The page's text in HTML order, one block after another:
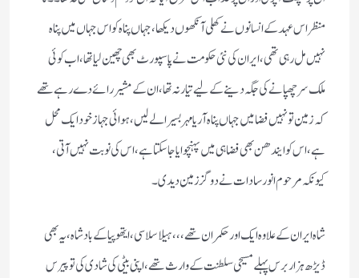
منظر اس عہد کے انسانوں نے کھلی آنکھوں دیکھا، جہاں پناہ کو اس جہاں میں پناہ
نہیں مل رہی تھی، ایران کی نئی حکومت نے پاسپورٹ بھی چھین لیا تھا، اب کوئی
ملک سر چھپانے کی جگہ دینے کے لیے تیار نہ تھا، ان کے مشیر رائے دے رہے تھے
کہ زمین تو نہیں فضا میں جہاں پناہ آریا مہر بسیرا لے لیں، ہوائی جہاز خود ایک محل
ہے، اس کو ایندھن بھی فضا ہی میں پہنچوایا جاسکتا ہے، اس کی نوبت نہیں آتی،
کیونکہ مرحوم انور سادات نے دو گز زمین دیدی۔
شاہ ایران کے علاوہ ایک اور حکمران تھے، ،، ہیلا سلاسی، ایتھوپیا کے بادشاہ، یہ بھی
ڈیڑھ ہزار برس پہلے مسیحی سلطنت کے وارث تھے، اپنی بیٹی کی شادی کی تو پیرس